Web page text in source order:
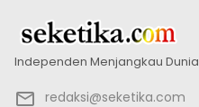
Independen Menjangkau Dunia
redaksi@seketika.com